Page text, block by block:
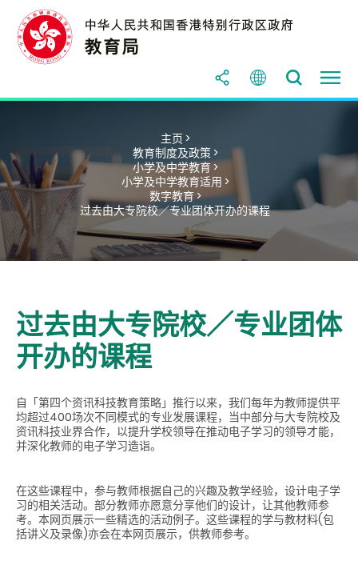
主页 >
教育制度及政策 >
小学及中学教育 >
小学及中学教育适用 >
数字教育 >
过去由大专院校／专业团体开办的课程
过去由大专院校／专业团体
开办的课程
自「第四个资讯科技教育策略」推行以来，我们每年为教师提供平
均超过400场次不同模式的专业发展课程，当中部分与大专院校及
资讯科技业界合作，以提升学校领导在推动电子学习的领导才能，
并深化教师的电子学习造诣。
在这些课程中，参与教师根据自己的兴趣及教学经验，设计电子学
习的相关活动。部分教师亦愿意分享他们的设计，让其他教师参
考。本网页展示一些精选的活动例子。这些课程的学与教材料(包
括讲义及录像)亦会在本网页展示，供教师参考。